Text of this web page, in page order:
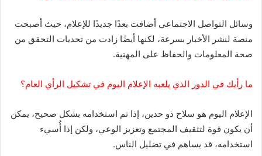
وسائل التواصل الاجتماعي أضافت بعدًا جديدًا للإعلام، حيث أصبحت
منصة لنشر الأخبار بسرعة، لكنها أيضًا زادت من تحديات التحقق من
صحة المعلومات والحفاظ على المهنية.
ما رأيك في الدور الذي يلعبه الإعلام اليوم في تشكيل الرأي العام؟
الإعلام اليوم هو سلاح ذو حدين، إذا تم استخدامه بشكل صحيح، يمكن
أن يكون قوة لتثقيف المجتمع وتعزيز الوعي، ولكن إذا أُسيء
استخدامه، قد يساهم في تضليل الناس.